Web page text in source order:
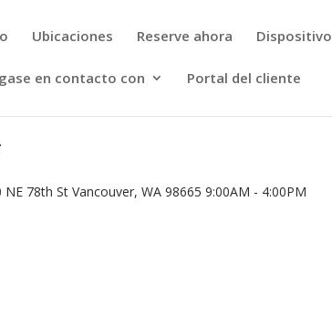
Ubicaciones Reserve ahora Dispositivo
en contacto con Portal del cliente
78th St Vancouver, WA 98665 9:00AM - 4:00PM